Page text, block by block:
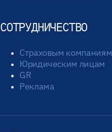
СОТРУДНИЧЕСТВО
Страховым компаниям
Юридическим лицам
GR
Реклама